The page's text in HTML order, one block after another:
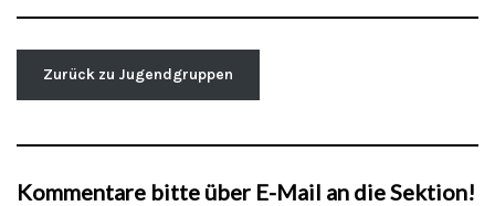
Zurück zu Jugendgruppen
Kommentare bitte über E-Mail an die Sektion!